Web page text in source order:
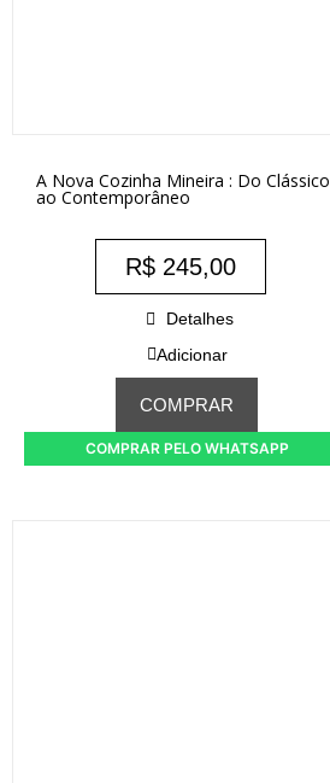
A Nova Cozinha Mineira : Do Clássico
ao Contemporâneo
R$ 245,00
Detalhes
Adicionar
COMPRAR
COMPRAR PELO WHATSAPP